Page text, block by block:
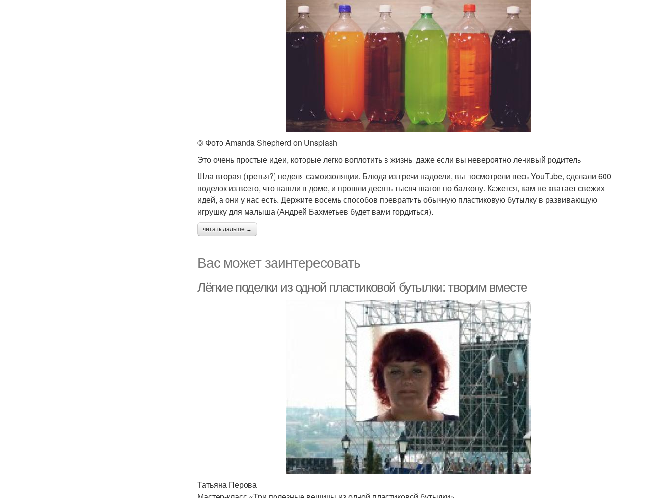
© Фото Amanda Shepherd on Unsplash
Это очень простые идеи, которые легко воплотить в жизнь, даже если вы невероятно ленивый родитель
Шла вторая (третья?) неделя самоизоляции. Блюда из гречи надоели, вы посмотрели весь YouTube, сделали 600
поделок из всего, что нашли в доме, и прошли десять тысяч шагов по балкону. Кажется, вам не хватает свежих
идей, а они у нас есть. Держите восемь способов превратить обычную пластиковую бутылку в развивающую
игрушку для малыша (Андрей Бахметьев будет вами гордиться).
читать дальше →
Вас может заинтересовать
Лёгкие поделки из одной пластиковой бутылки: творим вместе
Татьяна Перова